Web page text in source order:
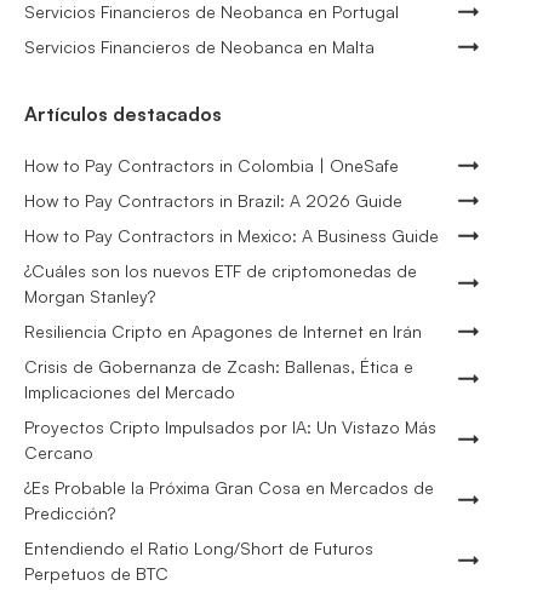
Servicios Financieros de Neobanca en Portugal
Servicios Financieros de Neobanca en Malta
Artículos destacados
How to Pay Contractors in Colombia | OneSafe
How to Pay Contractors in Brazil: A 2026 Guide
How to Pay Contractors in Mexico: A Business Guide
¿Cuáles son los nuevos ETF de criptomonedas de
Morgan Stanley?
Resiliencia Cripto en Apagones de Internet en Irán
Crisis de Gobernanza de Zcash: Ballenas, Ética e
Implicaciones del Mercado
Proyectos Cripto Impulsados por IA: Un Vistazo Más
Cercano
¿Es Probable la Próxima Gran Cosa en Mercados de
Predicción?
Entendiendo el Ratio Long/Short de Futuros
Perpetuos de BTC